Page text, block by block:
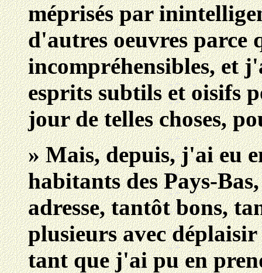
méprisés par
d'autres oeuvres parce
incompréhensibles, et
esprits subtils et oisifs
jour de telles choses,
» Mais, depuis, j'ai eu
habitants des Pays-
adresse, tantôt bons,
plusieurs avec
tant que j'ai pu en